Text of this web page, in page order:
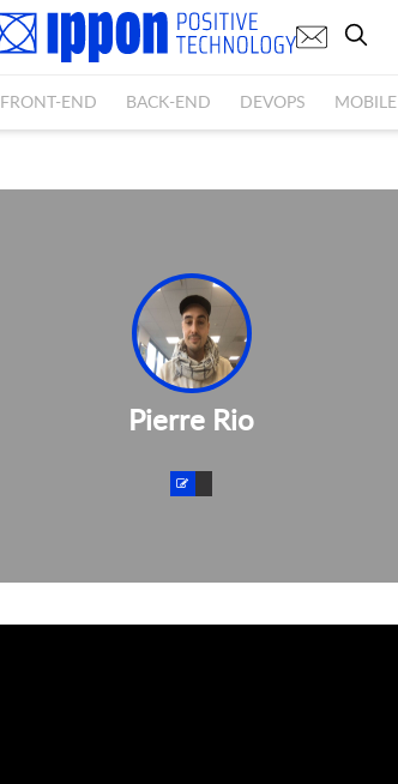
FRONT-END BACK-END DEVOPS MOBILE
Pierre Rio